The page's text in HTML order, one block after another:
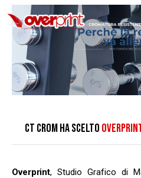
CT CROM HA SCELTO
Overprint, Studio Grafico di